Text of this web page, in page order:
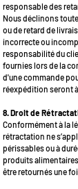
responsable des
Nous déclinons
ou de retard de
incorrecte ou
responsabilité du
fournies lors de la
d'une commande
réexpédition seront
8. Droit de
Conformément à la
rétractation ne
périssables ou à
produits
être retournés une